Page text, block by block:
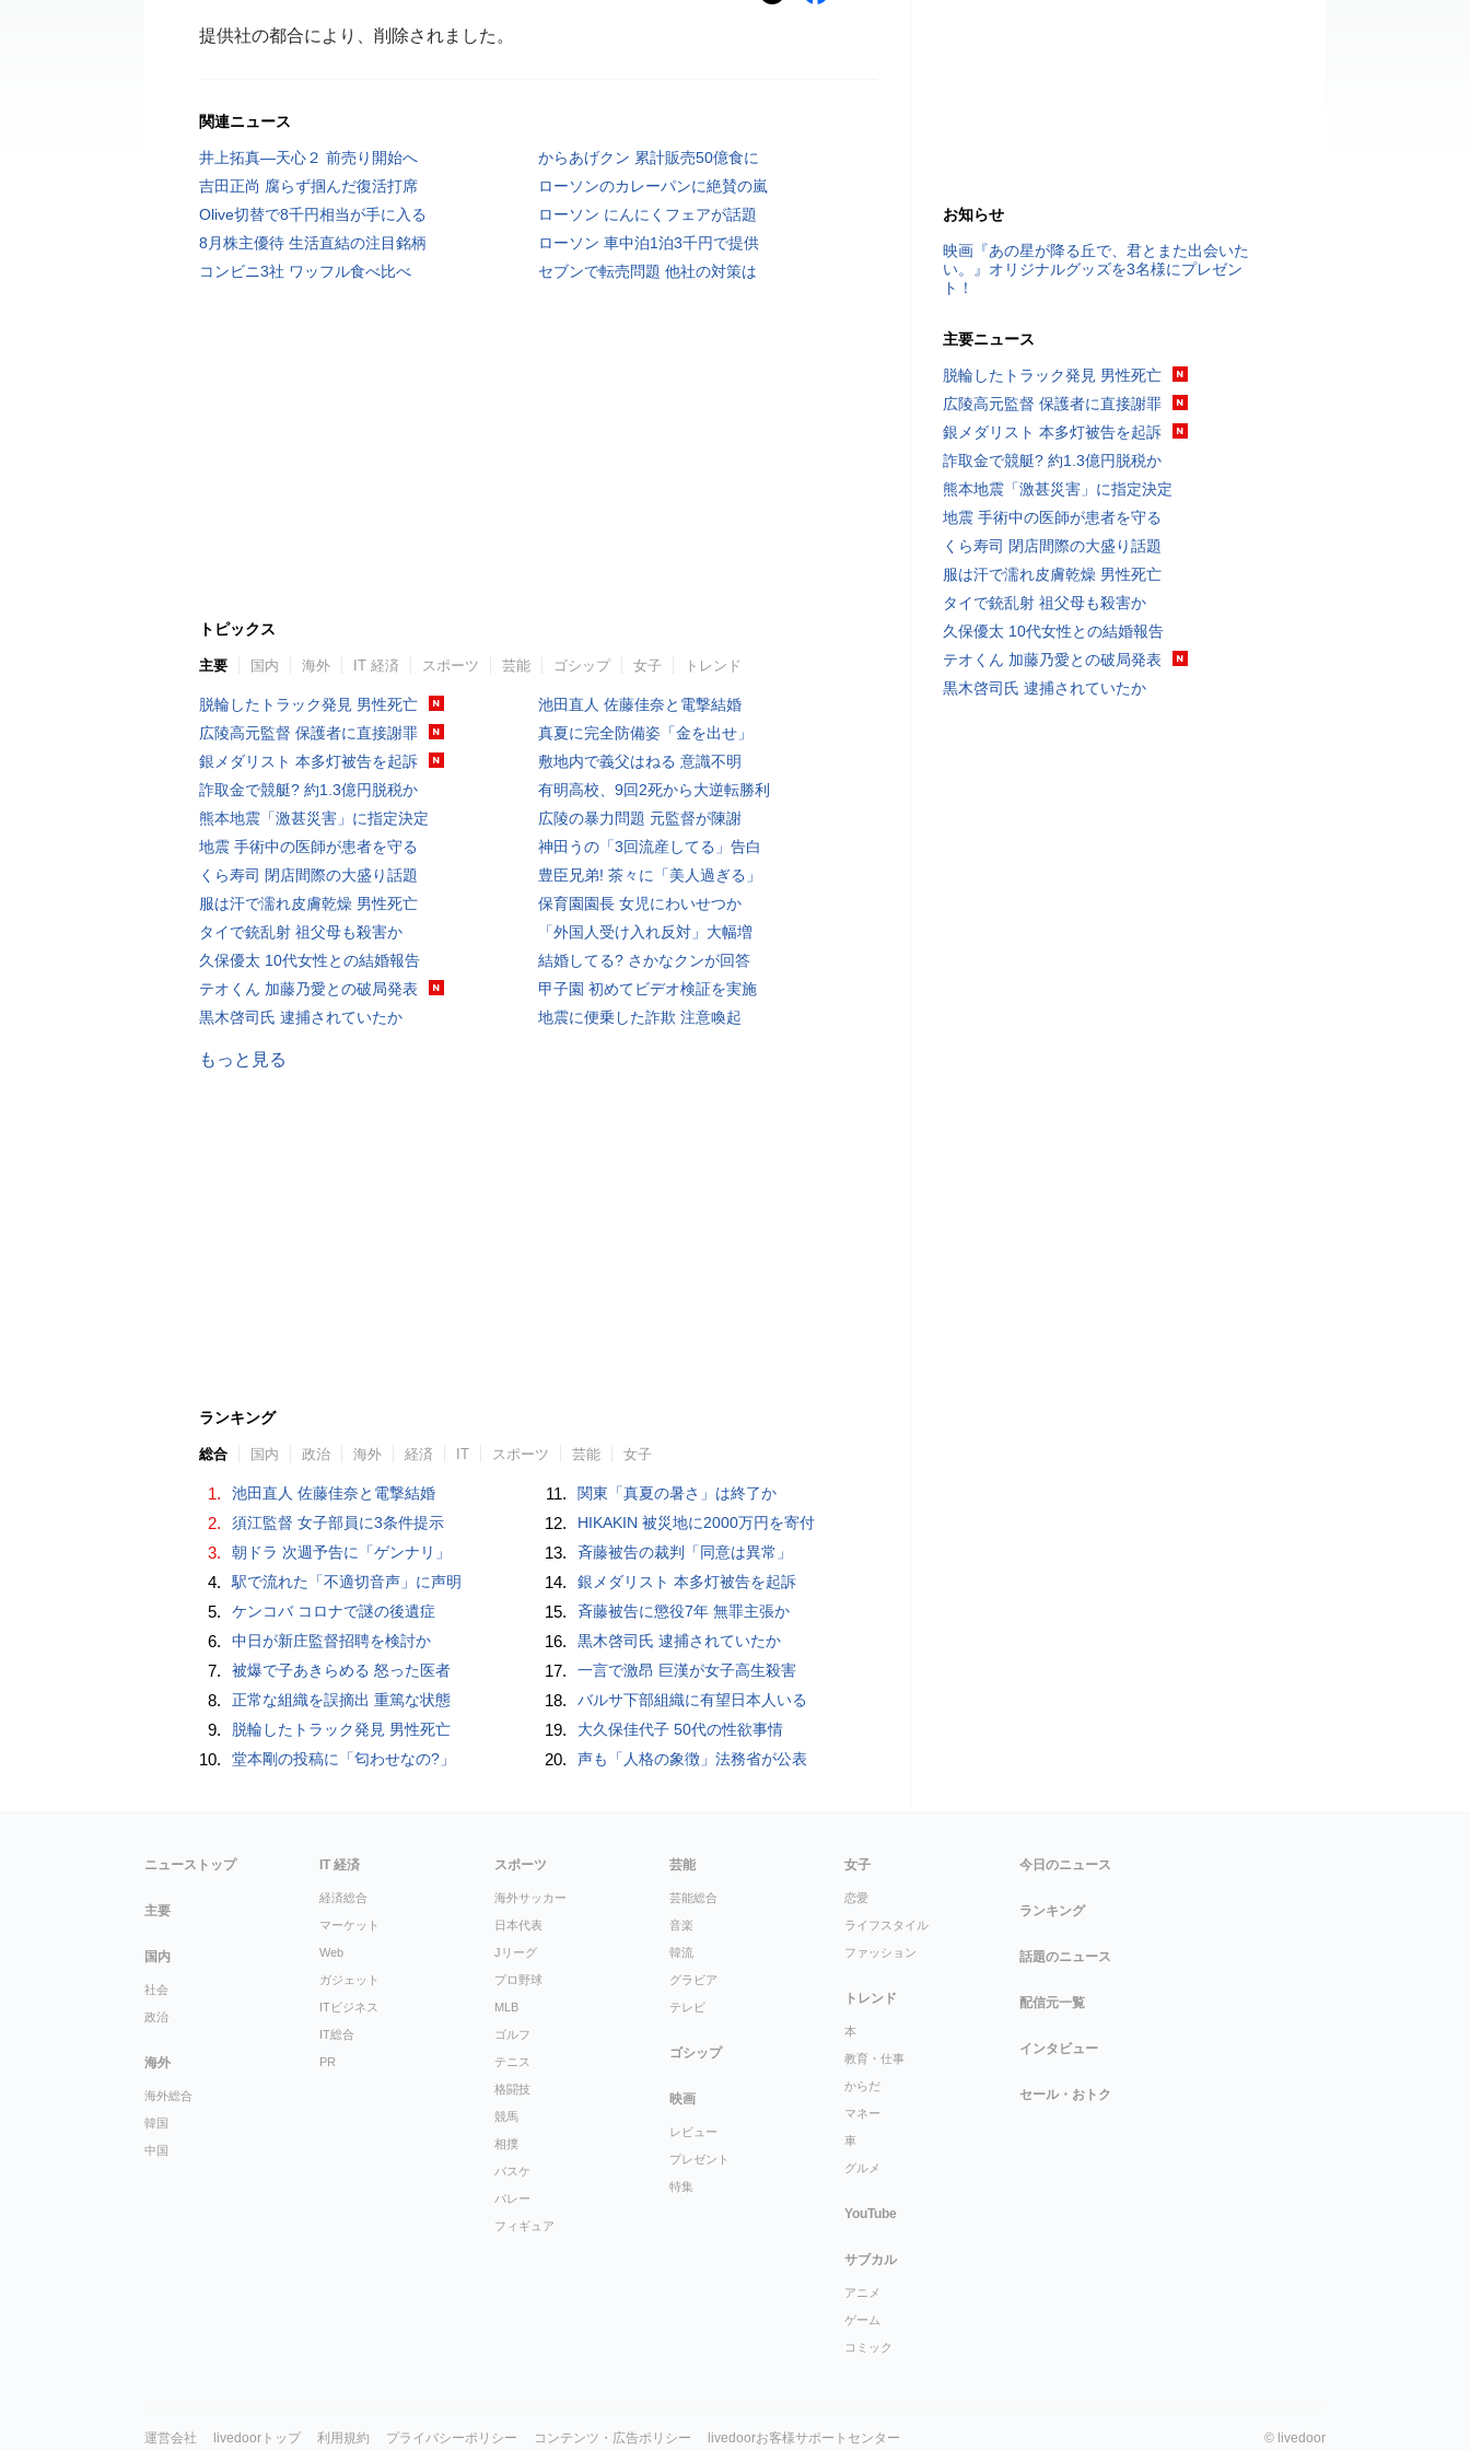
提供社の都合により、削除されました。
関連ニュース
井上拓真―天心２ 前売り開始へ
からあげクン 累計販売50億食に
吉田正尚 腐らず掴んだ復活打席
ローソンのカレーパンに絶賛の嵐
Olive切替で8千円相当が手に入る
ローソン にんにくフェアが話題
8月株主優待 生活直結の注目銘柄
ローソン 車中泊1泊3千円で提供
コンビニ3社 ワッフル食べ比べ
セブンで転売問題 他社の対策は
トピックス
主要 国内 海外 IT 経済 スポーツ 芸能 ゴシップ 女子 トレンド
脱輪したトラック発見 男性死亡
広陵高元監督 保護者に直接謝罪
銀メダリスト 本多灯被告を起訴
詐取金で競艇? 約1.3億円脱税か
熊本地震「激甚災害」に指定決定
地震 手術中の医師が患者を守る
くら寿司 閉店間際の大盛り話題
服は汗で濡れ皮膚乾燥 男性死亡
タイで銃乱射 祖父母も殺害か
久保優太 10代女性との結婚報告
テオくん 加藤乃愛との破局発表
黒木啓司氏 逮捕されていたか
池田直人 佐藤佳奈と電撃結婚
真夏に完全防備姿「金を出せ」
敷地内で義父はねる 意識不明
有明高校、9回2死から大逆転勝利
広陵の暴力問題 元監督が陳謝
神田うの「3回流産してる」告白
豊臣兄弟! 茶々に「美人過ぎる」
保育園園長 女児にわいせつか
「外国人受け入れ反対」大幅増
結婚してる? さかなクンが回答
甲子園 初めてビデオ検証を実施
地震に便乗した詐欺 注意喚起
もっと見る
ランキング
総合 国内 政治 海外 経済 IT スポーツ 芸能 女子
1. 池田直人 佐藤佳奈と電撃結婚
2. 須江監督 女子部員に3条件提示
3. 朝ドラ 次週予告に「ゲンナリ」
4. 駅で流れた「不適切音声」に声明
5. ケンコバ コロナで謎の後遺症
6. 中日が新庄監督招聘を検討か
7. 被爆で子あきらめる 怒った医者
8. 正常な組織を誤摘出 重篤な状態
9. 脱輪したトラック発見 男性死亡
10. 堂本剛の投稿に「匂わせなの?」
11. 関東「真夏の暑さ」は終了か
12. HIKAKIN 被災地に2000万円を寄付
13. 斉藤被告の裁判「同意は異常」
14. 銀メダリスト 本多灯被告を起訴
15. 斉藤被告に懲役7年 無罪主張か
16. 黒木啓司氏 逮捕されていたか
17. 一言で激昂 巨漢が女子高生殺害
18. バルサ下部組織に有望日本人いる
19. 大久保佳代子 50代の性欲事情
20. 声も「人格の象徴」法務省が公表
お知らせ
映画『あの星が降る丘で、君とまた出会いた
い。』オリジナルグッズを3名様にプレゼン
ト！
主要ニュース
脱輪したトラック発見 男性死亡
広陵高元監督 保護者に直接謝罪
銀メダリスト 本多灯被告を起訴
詐取金で競艇? 約1.3億円脱税か
熊本地震「激甚災害」に指定決定
地震 手術中の医師が患者を守る
くら寿司 閉店間際の大盛り話題
服は汗で濡れ皮膚乾燥 男性死亡
タイで銃乱射 祖父母も殺害か
久保優太 10代女性との結婚報告
テオくん 加藤乃愛との破局発表
黒木啓司氏 逮捕されていたか
ニューストップ
主要
国内
社会
政治
海外
海外総合
韓国
中国
IT 経済
経済総合
マーケット
Web
ガジェット
ITビジネス
IT総合
PR
スポーツ
海外サッカー
日本代表
Jリーグ
プロ野球
MLB
ゴルフ
テニス
格闘技
競馬
相撲
バスケ
バレー
フィギュア
芸能
芸能総合
音楽
韓流
グラビア
テレビ
ゴシップ
映画
レビュー
プレゼント
特集
女子
恋愛
ライフスタイル
ファッション
トレンド
本
教育・仕事
からだ
マネー
車
グルメ
YouTube
サブカル
アニメ
ゲーム
コミック
今日のニュース
ランキング
話題のニュース
配信元一覧
インタビュー
セール・おトク
運営会社 livedoorトップ 利用規約 プライバシーポリシー コンテンツ・広告ポリシー livedoorお客様サポートセンター © livedoor